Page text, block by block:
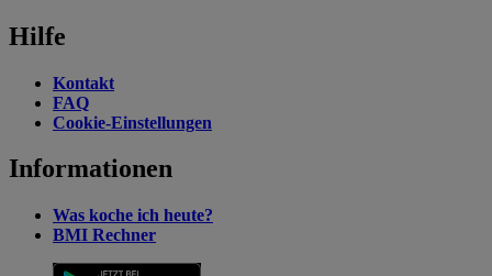
Hilfe
Kontakt
FAQ
Cookie-Einstellungen
Informationen
Was koche ich heute?
BMI Rechner